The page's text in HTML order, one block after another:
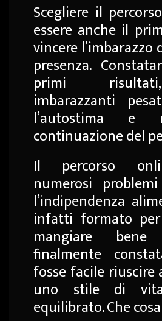
Scegliere il
essere anche il
vincere l’imbarazzo
presenza.
primi
imbarazzanti
l’autostima e
continuazione del
Il percorso
numerosi
l’indipendenza
infatti formato
mangiare
finalmente
fosse facile riuscire
uno stile di
equilibrato. Che